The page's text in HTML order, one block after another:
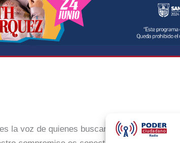
la voz de quienes buscan un México